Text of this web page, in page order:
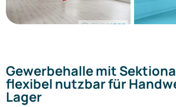
Gewerbehalle mit
flexibel nutzbar für
Lager